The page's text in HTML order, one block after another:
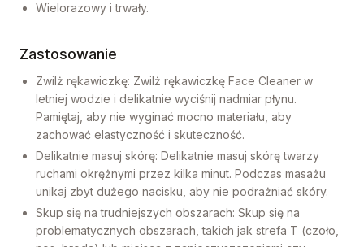
Wielorazowy i trwały.
Zastosowanie
Zwilż rękawiczkę: Zwilż rękawiczkę Face Cleaner w
letniej wodzie i delikatnie wyciśnij nadmiar płynu.
Pamiętaj, aby nie wyginać mocno materiału, aby
zachować elastyczność i skuteczność.
Delikatnie masuj skórę: Delikatnie masuj skórę twarzy
ruchami okrężnymi przez kilka minut. Podczas masażu
unikaj zbyt dużego nacisku, aby nie podrażniać skóry.
Skup się na trudniejszych obszarach: Skup się na
problematycznych obszarach, takich jak strefa T (czoło,